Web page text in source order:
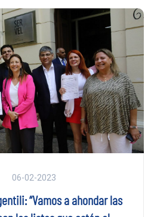
06-02-2023
“Vamos a ahondar las